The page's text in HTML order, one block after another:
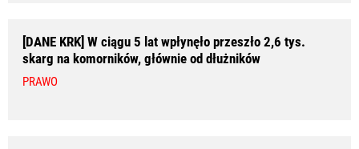
[DANE KRK] W ciągu 5 lat wpłynęło przeszło 2,6 tys.
skarg na komorników, głównie od dłużników
PRAWO